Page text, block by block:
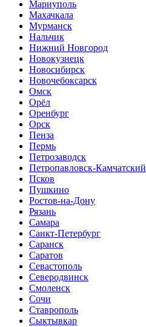
Мариуполь
Махачкала
Мурманск
Нальчик
Нижний Новгород
Новокузнецк
Новосибирск
Новочебоксарск
Омск
Орёл
Оренбург
Орск
Пенза
Пермь
Петрозаводск
Петропавловск-Камчатский
Псков
Пушкино
Ростов-на-Дону
Рязань
Самара
Санкт-Петербург
Саранск
Саратов
Севастополь
Северодвинск
Смоленск
Сочи
Ставрополь
Сыктывкар